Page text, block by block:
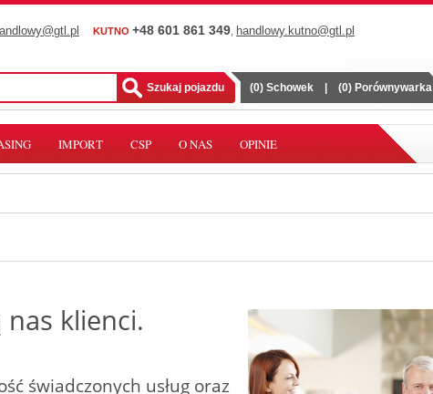
KUTNO +48 601 861 349 handlowy.kutno@gtl.pl
(0) Schowek (0) Porównywarka
IMPORT CSP O NAS OPINIE
klienci.
świadczonych usług oraz